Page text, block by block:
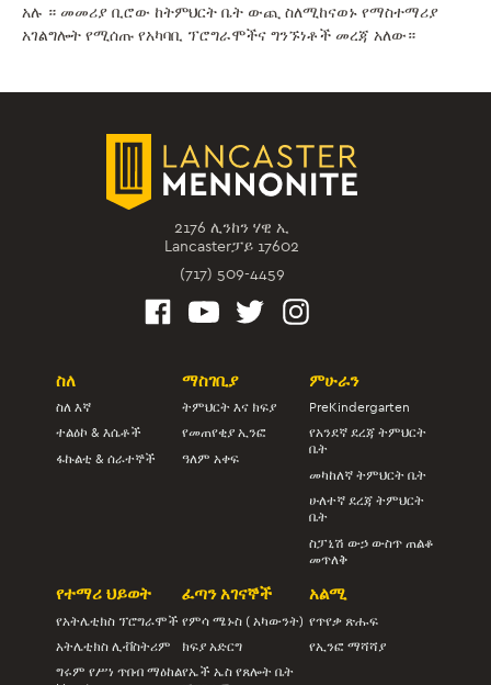
አሉ ። መመሪያ ቢሮው ከትምህርት ቤት ውጪ ስለሚከናወኑ የማስተማሪያ
አገልግሎት የሚሰጡ የአካባቢ ፕሮግራሞችና ግንኙነቶች መረጃ አለው።
2176 ሊንከን ሃዊ ኢ
Lancasterፓይ 17602
(717) 509-4459
ስለ
ስለ እኛ
ተልዕኮ & እሴቶች
ፋኩልቲ & ሰራተኞች
ማስገቢያ
ትምህርት እና ክፍያ
የመጠየቂያ ኢንፎ
ዓለም አቀፍ
ምሁራን
PreKindergarten
የአንደኛ ደረጃ ትምህርት
ቤት
መካከለኛ ትምህርት ቤት
ሁለተኛ ደረጃ ትምህርት
ቤት
ስፓኒሽ ውኃ ውስጥ ጠልቆ
መጥለቅ
የተማሪ ህይወት
የአትሌቲክስ ፕሮግራሞች
አትሌቲክስ ሊቭስትሪም
ግሩም የሥነ ጥበብ ማዕከል
ፈጣን አገናኞች
የምሳ ሜኑስ ( አካውንት)
ክፍያ አድርግ
የኤች ኤስ የጸሎት ቤት
አልሚ
የጥየቃ ጽሑፍ
የኢንፎ ማሻሻያ